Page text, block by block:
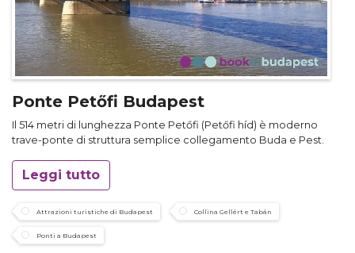
Ponte Petőfi Budapest
Il 514 metri di lunghezza Ponte Petőfi (Petőfi híd) è moderno
trave-ponte di struttura semplice collegamento Buda e Pest.
Leggi tutto
Attrazioni turistiche di Budapest Collina Gellért e Tabán
Ponti a Budapest